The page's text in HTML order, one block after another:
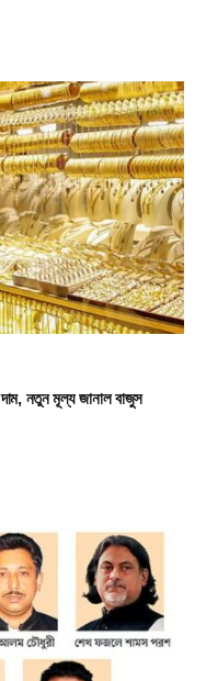
নতুন মূল্য জানাল বাজুস